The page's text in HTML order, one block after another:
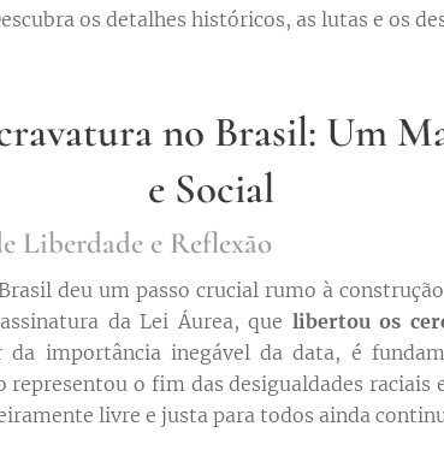
os detalhes históricos, as lutas e os
no Brasil: Um
e Social
Liberdade e Reflexão
deu um passo crucial rumo à
da Lei Áurea, que libertou os
da importância inegável da data, é
representou o fim das desigualdades raciais
livre e justa para todos ainda